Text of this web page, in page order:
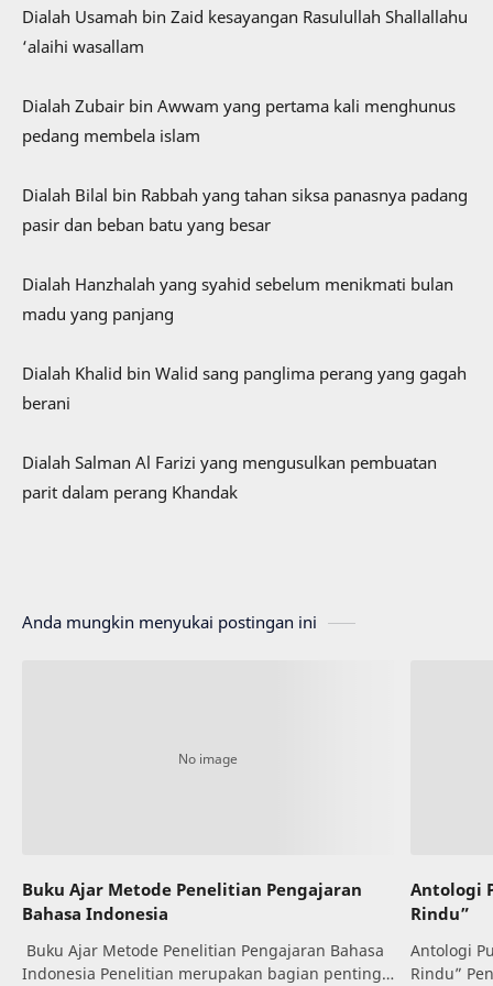
Dialah Usamah bin Zaid kesayangan Rasulullah Shallallahu
‘alaihi wasallam
Dialah Zubair bin Awwam yang pertama kali menghunus
pedang membela islam
Dialah Bilal bin Rabbah yang tahan siksa panasnya padang
pasir dan beban batu yang besar
Dialah Hanzhalah yang syahid sebelum menikmati bulan
madu yang panjang
Dialah Khalid bin Walid sang panglima perang yang gagah
berani
Dialah Salman Al Farizi yang mengusulkan pembuatan
parit dalam perang Khandak
Anda mungkin menyukai postingan ini
Buku Ajar Metode Penelitian Pengajaran
Bahasa Indonesia
Buku Ajar Metode Penelitian Pengajaran Bahasa
Indonesia Penelitian merupakan bagian penting
Antologi
Rindu”
Antologi
Rindu”